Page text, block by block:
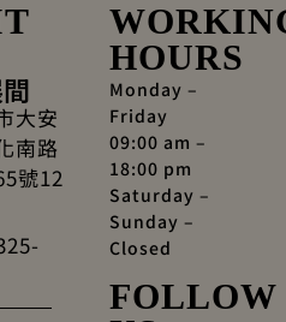
大安
南路
號12
HOURS
Monday –
Friday
09:00 am –
18:00 pm
Saturday –
Sunday –
Closed
FOLLOW